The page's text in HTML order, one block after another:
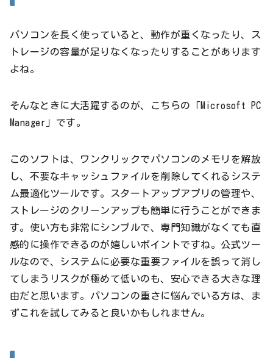
パソコンを長く使っていると、動作が重くなったり、ス
トレージの容量が足りなくなったりすることがあります
よね。
そんなときに大活躍するのが、こちらの「Microsoft PC
Manager」です。
このソフトは、ワンクリックでパソコンのメモリを解放
し、不要なキャッシュファイルを削除してくれるシステ
ム最適化ツールです。スタートアップアプリの管理や、
ストレージのクリーンアップも簡単に行うことができま
す。使い方も非常にシンプルで、専門知識がなくても直
感的に操作できるのが嬉しいポイントですね。公式ツー
ルなので、システムに必要な重要ファイルを誤って消し
てしまうリスクが極めて低いのも、安心できる大きな理
由だと思います。パソコンの重さに悩んでいる方は、ま
ずこれを試してみると良いかもしれません。